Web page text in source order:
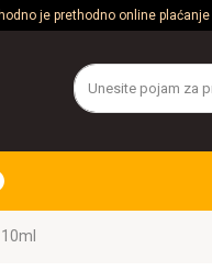
je prethodno online